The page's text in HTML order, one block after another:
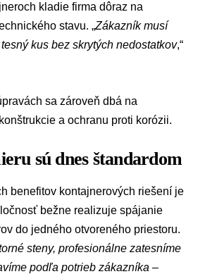
kladie firma dôraz na
stavu. „Zákazník musí
kus bez skrytých nedostatkov,“
sa zároveň dbá na
a ochranu proti korózii.
sú dnes štandardom
benefitov kontajnerových riešení je
bežne realizuje spájanie
do jedného otvoreného priestoru.
steny, profesionálne zatesníme
podľa potrieb zákazníka –